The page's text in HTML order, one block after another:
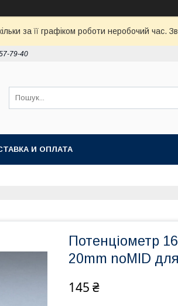
за її графіком роботи неробочий час.
79-40
И ОПЛАТА
Потенціометр
20mm noMID для
145 ₴